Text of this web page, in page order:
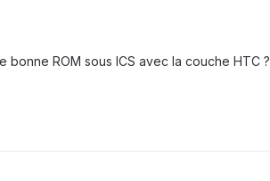
bonne ROM sous ICS avec la couche HTC ?